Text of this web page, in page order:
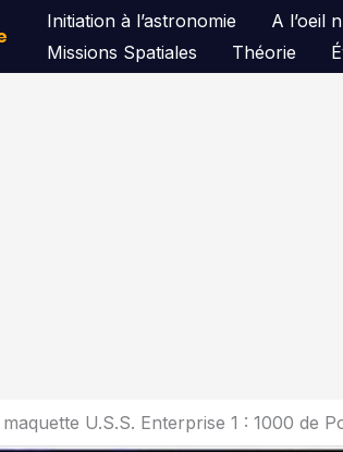
Initiation à l’astronomie A l’oeil
Missions Spatiales
Théorie
U.S.S. Enterprise 1 : 1000 de